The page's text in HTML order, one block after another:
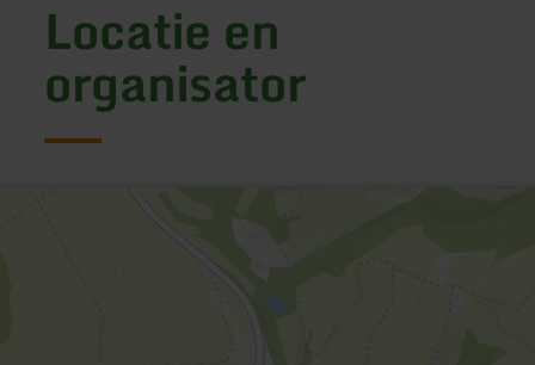
Locatie en
organisator